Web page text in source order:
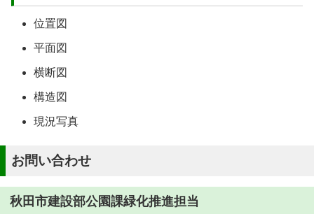
位置図
平面図
横断図
構造図
現況写真
お問い合わせ
秋田市建設部公園課緑化推進担当